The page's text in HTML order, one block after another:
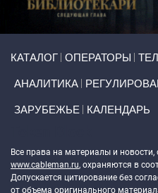
КАТАЛОГ ОПЕРАТОРЫ
АНАЛИТИКА
ЗАРУБЕЖЬЕ КАЛЕНДАРЬ
Все права на материалы и
www.cableman.ru, охраняются в
Допускается цитирование без
от объема оригинального